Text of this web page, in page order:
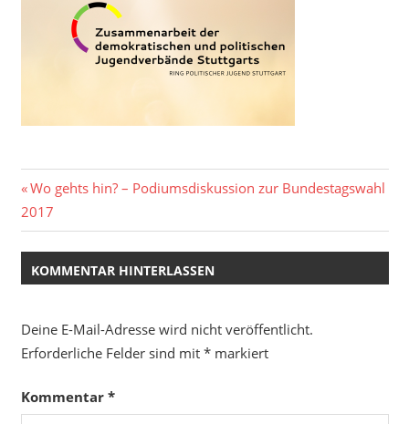
Beitragsnavigation
Vorheriger
Beitrag:
Wo gehts hin? – Podiumsdiskussion zur Bundestagswahl
2017
KOMMENTAR HINTERLASSEN
Deine E-Mail-Adresse wird nicht veröffentlicht.
Erforderliche Felder sind mit *markiert
Kommentar *